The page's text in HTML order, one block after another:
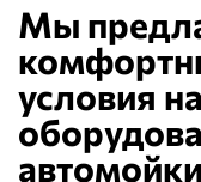
Мы
условия